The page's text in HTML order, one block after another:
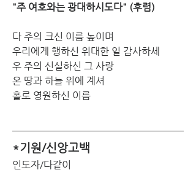
"주 여호와는 광대하시도다" (후렴)
다 주의 크신 이름 높이며
우리에게 행하신 위대한 일 감사하세
우 주의 신실하신 그 사랑
온 땅과 하늘 위에 계셔
홀로 영원하신 이름
*기원/신앙고백
인도자/다같이